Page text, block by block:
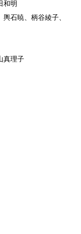
和明
石暁、柄谷綾子、
真理子